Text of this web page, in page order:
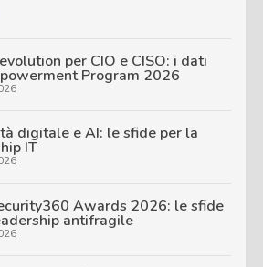
per CIO e CISO: i dati
Program 2026
digitale e AI: le sfide per la
IT
Awards 2026: le sfide
antifragile